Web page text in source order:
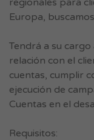
regionales para
Europa,
Tendrá a su
relación con el
cuentas, cumplir
ejecución de
Cuentas en el
Requisitos: